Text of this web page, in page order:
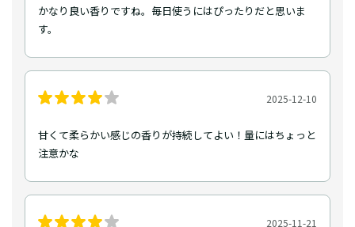
かなり良い香りですね。毎日使うにはぴったりだと思いま
す。
2025-12-10
甘くて柔らかい感じの香りが持続してよい！量にはちょっと
注意かな
2025-11-21